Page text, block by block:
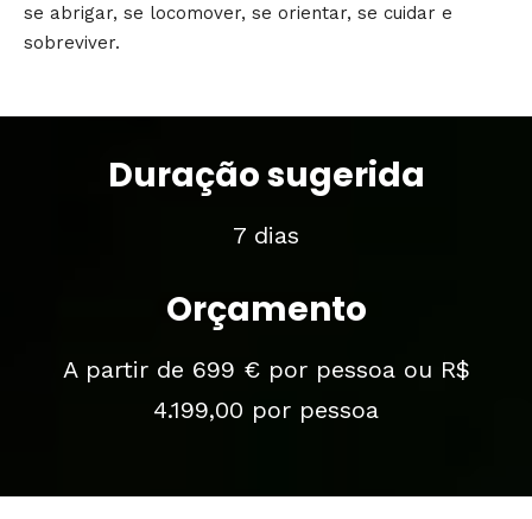
se abrigar, se locomover, se orientar, se cuidar e
sobreviver.
Duração sugerida
7 dias
Orçamento
A partir de 699 € por pessoa ou R$
4.199,00 por pessoa